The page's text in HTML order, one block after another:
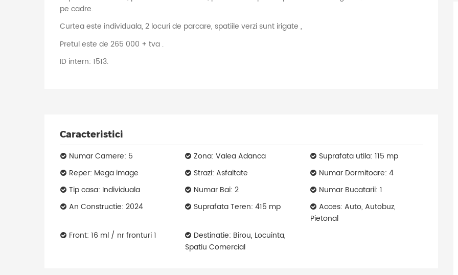
pe cadre.
Curtea este individuala, 2 locuri de parcare, spatiile verzi sunt irigate ,
Pretul este de 265 000 + tva .
ID intern: 1513.
Caracteristici
Numar Camere: 5 Zona: Valea Adanca
Suprafata utila: 115 mp
Reper: Mega image
Strazi: Asfaltate
Numar Dormitoare: 4
Tip casa: Individuala
Numar Bai: 2
Numar Bucatarii: 1
An Constructie: 2024
Suprafata Teren: 415 mp
Acces: Auto, Autobuz,
Pietonal
Front: 16 ml / nr fronturi 1
Destinatie: Birou, Locuinta,
Spatiu Comercial